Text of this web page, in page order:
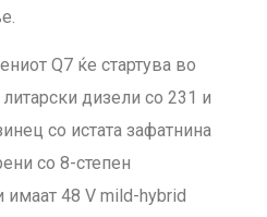
Q7 ќе стартува во
дизели со 231 и
со истата зафатнина
со 8-степен
имаат 48 V mild-hybrid